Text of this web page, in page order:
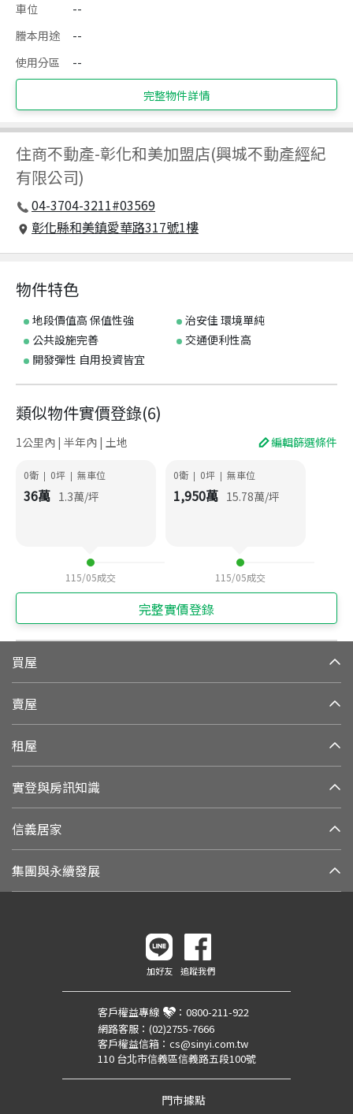
車位
--
謄本用途
--
使用分區
--
完整物件詳情
住商不動產-彰化和美加盟店(興城不動產經紀
有限公司)
04-3704-3211#03569
彰化縣和美鎮愛華路317號1樓
物件特色
地段價值高 保值性強
治安佳 環境單純
公共設施完善
交通便利性高
開發彈性 自用投資皆宜
類似物件實價登錄(6)
1公里內 | 半年內 | 土地 編輯篩選條件
0衛 | 0坪 | 無車位
36萬 1.3萬/坪
115/05成交
0衛 | 0坪 | 無車位
1,950萬 15.78萬/坪
115/05成交
完整實價登錄
買屋
賣屋
租屋
實登與房訊知識
信義居家
集團與永續發展
加好友 追蹤我們
客戶權益專線 ： 0800-211-922
網路客服： (02)2755-7666
客戶權益信箱： cs@sinyi.com.tw
110 台北市信義區信義路五段100號
門市據點